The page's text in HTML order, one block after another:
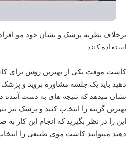
برخلاف نظریه پزشک و نشان خود مو افراد
استفاده کنند .
کاشت موقت یکی از بهترین روش برای
دهید باید یک جلسه مشاوره بروید و
نشان میدهد که نتیجه های به دست آمده
بهترین گزینه را انتخاب کنید و پزشک
این را در نظر بگیرید که انجام این کار
دهید میتوانید کاشت موی طبیعی را